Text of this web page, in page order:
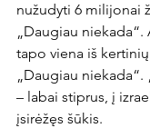
nužudyti 6 milijonai
„Daugiau
tapo viena iš
„Daugiau niekada“.
– labai stiprus, į
įsirėžęs šūkis.